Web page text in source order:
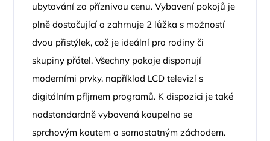
ubytování za příznivou cenu. Vybavení pokojů je
plně dostačující a zahrnuje 2 lůžka s možností
dvou přistýlek, což je ideální pro rodiny či
skupiny přátel. Všechny pokoje disponují
moderními prvky, například LCD televizí s
digitálním příjmem programů. K dispozici je také
nadstandardně vybavená koupelna se
sprchovým koutem a samostatným záchodem.